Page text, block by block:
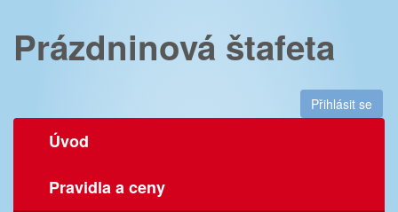
Prázdninová štafeta
Přihlásit se
Úvod
Pravidla a ceny